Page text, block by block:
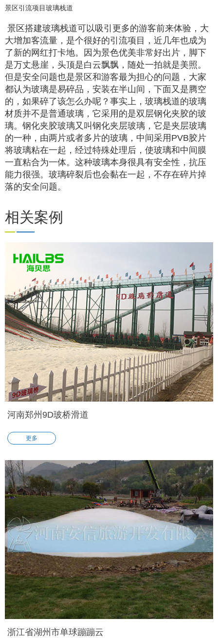
景区引流项目玻璃栈道
景区搭建玻璃栈道可以吸引更多的游客前来体验，大
大增加客流量，是个很好的引流项目，近几年也成为
了新的网红打卡地。因为景色优美非常好出片，脚下
是万丈悬崖，头顶是白云飘飘，随处一拍就是美照。
但是安全问题也是景区和游客最为担心的问题，大家
都认为玻璃是易碎品，安装在半山间，下面又是腾空
的，如果碎了该怎么办呢？事实上，玻璃栈道的玻璃
材质并不是普通玻璃，它采用的是双层钢化夹胶的玻
璃。钢化夹胶玻璃又叫钢化夹层玻璃，它是夹层玻璃
的一种，由两片或者多片的玻璃，中间采用PVB胶片
将玻璃粘在一起，经过特殊处理后，使玻璃和中间膜
一直粘合为一体。这种玻璃本身很具有安全性，抗压
能力很强。玻璃碎裂后也会黏在一起，不存在碎片掉
落的安全问题。
相关案例
河南郑州9D玻桥滑道
更多
浙江省湖州市单球蹦蹦云